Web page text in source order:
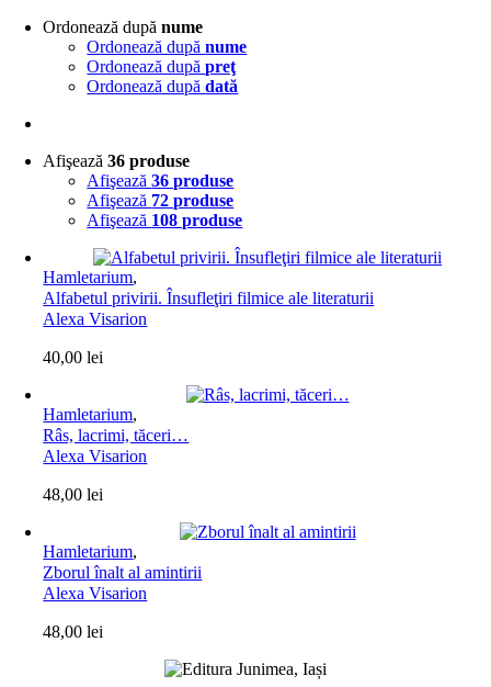
Ordonează dupănume
Ordonează dupănume
Ordonează dupăpreţ
Ordonează dupădată
Afişează36 produse
Afişează36 produse
Afişează 72 produse
Afişează 108 produse
Hamletarium,
Alfabetul privirii. Însufleţiri filmice ale literaturii
Alexa Visarion
40,00lei
Hamletarium,
Râs, lacrimi, tăceri…
Alexa Visarion
48,00lei
Hamletarium,
Zborul înalt al amintirii
Alexa Visarion
48,00lei